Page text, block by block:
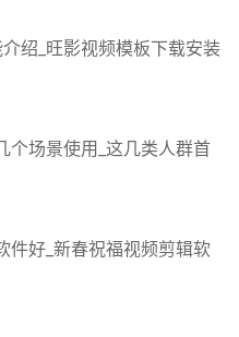
绍_旺影视频模板下载安装
个场景使用_这几类人群首
件好_新春祝福视频剪辑软